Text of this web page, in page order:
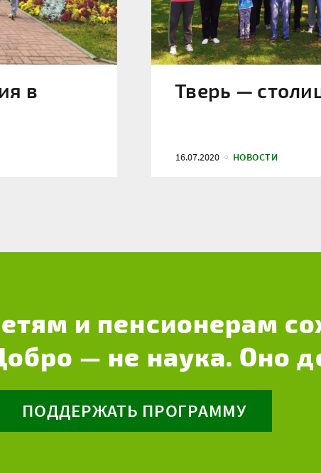
в
Тверь —
16.07.2020 НОВОСТИ
и пенсионерам
— не наука. Оно
ПОДДЕРЖАТЬ ПРОГРАММУ